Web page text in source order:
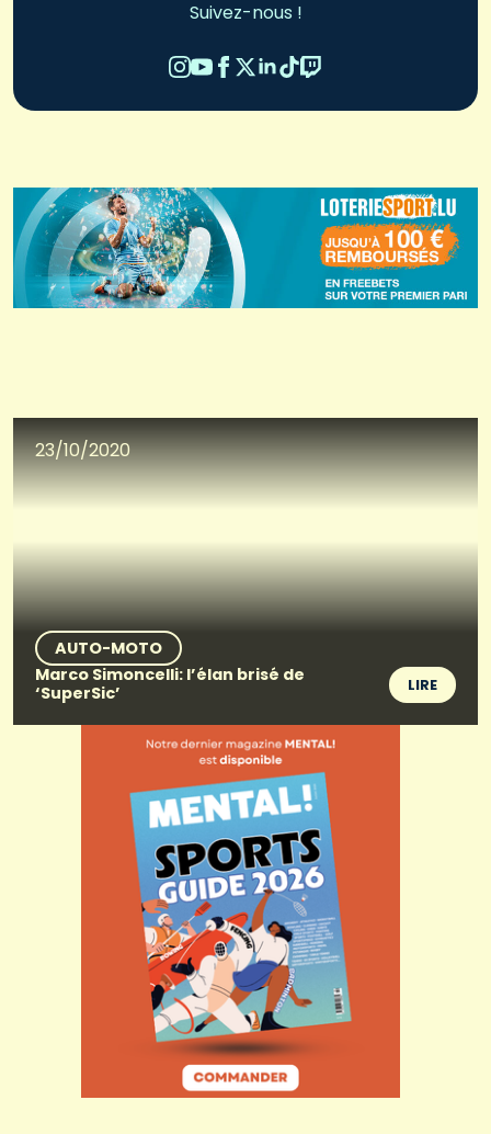
Suivez-nous !
23/10/2020
AUTO-MOTO
Marco Simoncelli: l’élan brisé de
‘SuperSic’
LIRE